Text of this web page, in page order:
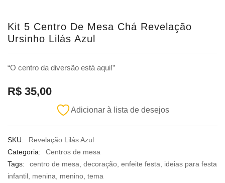
Kit 5 Centro De Mesa Chá Revelação
Ursinho Lilás Azul
“O centro da diversão está aqui!”
R$ 35,00
Adicionar à lista de desejos
SKU:
Revelação Lilás Azul
Categoria:
Centros de mesa
Tags:
centro de mesa decoração enfeite festa
ideias para festa
infantil menina menino tema